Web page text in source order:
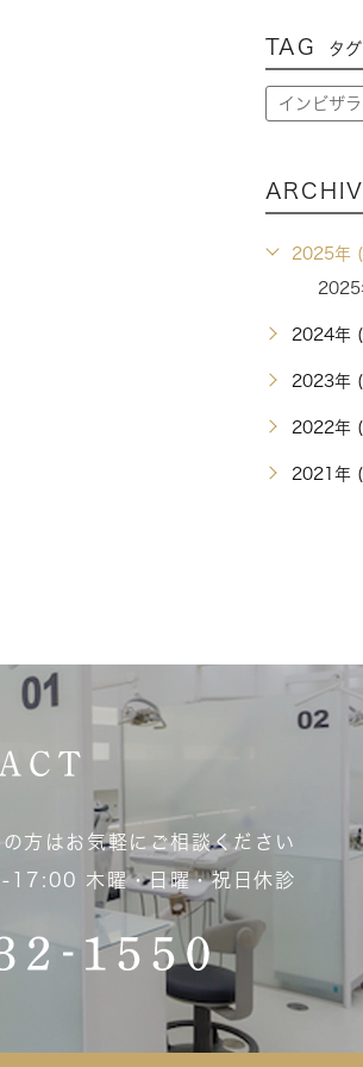
TAG タグ
インビザ
2025年
2025
2024年
2023年
2022年
2021年
方はお気軽にご相談ください
17:00 木曜・日曜・祝日休診